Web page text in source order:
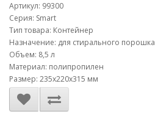
Артикул: 99300
Серия: Smart
Тип товара: Контейнер
Назначение: для стирального порошка
Объем: 8,5 л
Материал: полипропилен
Размер: 235х220х315 мм